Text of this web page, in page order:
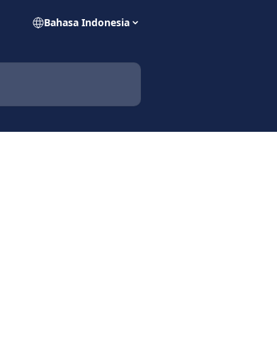
Bahasa Indonesia